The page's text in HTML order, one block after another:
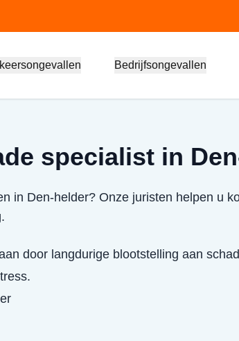
Bedrijfsongevallen
specialist in
in Den-helder? Onze juristen helpen u
door langdurige blootstelling aan